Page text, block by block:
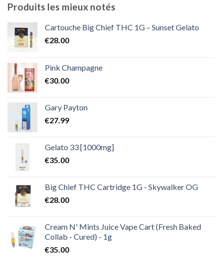
€2,000.00
Produits les mieux notés
Cartouche Big Chief THC 1G – Sunset Gelato
€28.00
Pink Champagne
€30.00
Gary Payton
€27.99
Gelato 33 [1000mg]
€35.00
Big Chief THC Cartridge 1G - Skywalker OG
€28.00
Cream N' Mints Juice Vape Cart (Fresh Baked
Collab - Cured) - 1g
€35.00